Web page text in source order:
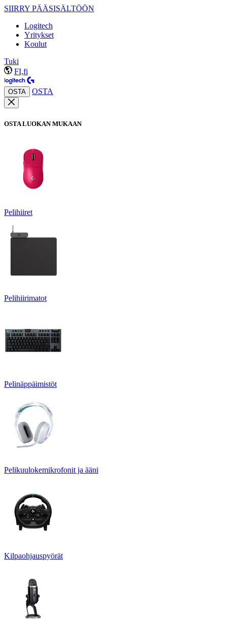
SIIRRY PÄÄSISÄLTÖÖN
Logitech
Yritykset
Koulut
Tuki
FI,fi
OSTA OSTA
OSTA LUOKAN MUKAAN
Pelihiiret
Pelihiirimatot
Pelinäppäimistöt
Pelikuulokemikrofonit ja ääni
Kilpaohjauspyörät